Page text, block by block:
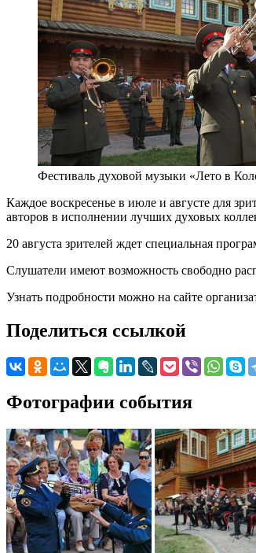
Фестиваль духовой музыки «Лето в
Каждое воскресенье в июле и августе для
авторов в исполнении лучших духовых
20 августа зрителей ждет специальная
Слушатели имеют возможность свободно
Узнать подробности можно на сайте
Поделиться ссылкой
Фотографии события